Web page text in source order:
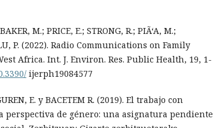
M.; PRICE, E.; STRONG, R.; PIÃ‘A, M.;
P. (2022). Radio Communications on Family
Africa. Int. J. Environ. Res. Public Health, 19, 1-
ijerph19084577
E. y BACETEM R. (2019). El trabajo con
perspectiva de género: una asignatura pendiente